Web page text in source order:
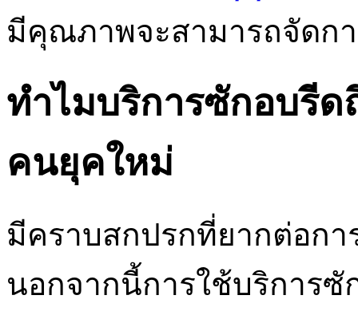
มีคุณภาพจะสามารถจัดก
ทำไมบริการซักอบรีด
คนยุคใหม่
มีคราบสกปรกที่ยากต่อก
นอกจากนี้การใช้บริการซั